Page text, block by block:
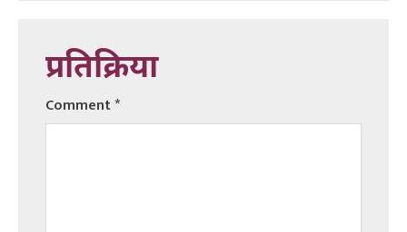
प्रतिक्रिया
Comment*